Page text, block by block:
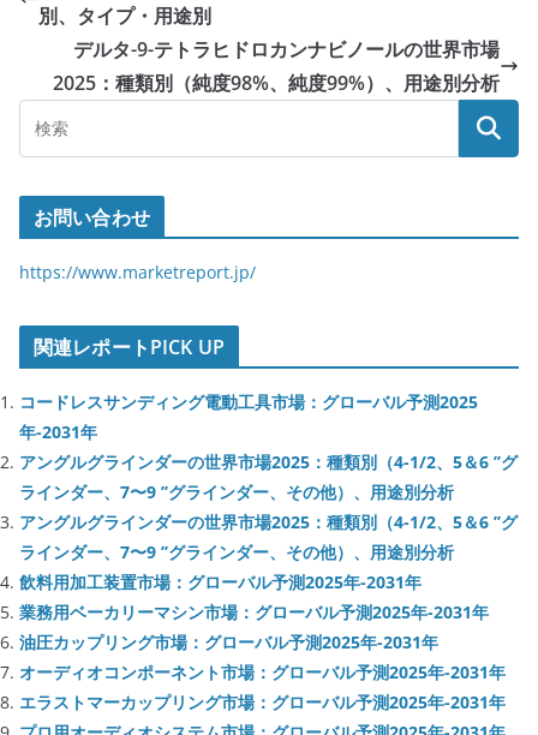
別、タイプ・用途別
デルタ-9-テトラヒドロカンナビノールの世界市場
2025：種類別（純度98%、純度99%）、用途別分析
お問い合わせ
https://www.marketreport.jp/
関連レポートPICK UP
コードレスサンディング電動工具市場：グローバル予測2025
年-2031年
アングルグラインダーの世界市場2025：種類別（4-1/2、5＆6 ’’グ
ラインダー、7〜9 ’’グラインダー、その他）、用途別分析
アングルグラインダーの世界市場2025：種類別（4-1/2、5＆6 ’’グ
ラインダー、7〜9 ’’グラインダー、その他）、用途別分析
飲料用加工装置市場：グローバル予測2025年-2031年
業務用ベーカリーマシン市場：グローバル予測2025年-2031年
油圧カップリング市場：グローバル予測2025年-2031年
オーディオコンポーネント市場：グローバル予測2025年-2031年
エラストマーカップリング市場：グローバル予測2025年-2031年